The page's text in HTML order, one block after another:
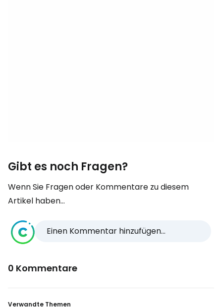
Gibt es noch Fragen?
Wenn Sie Fragen oder Kommentare zu diesem
Artikel haben...
Einen Kommentar hinzufügen...
0 Kommentare
Verwandte Themen